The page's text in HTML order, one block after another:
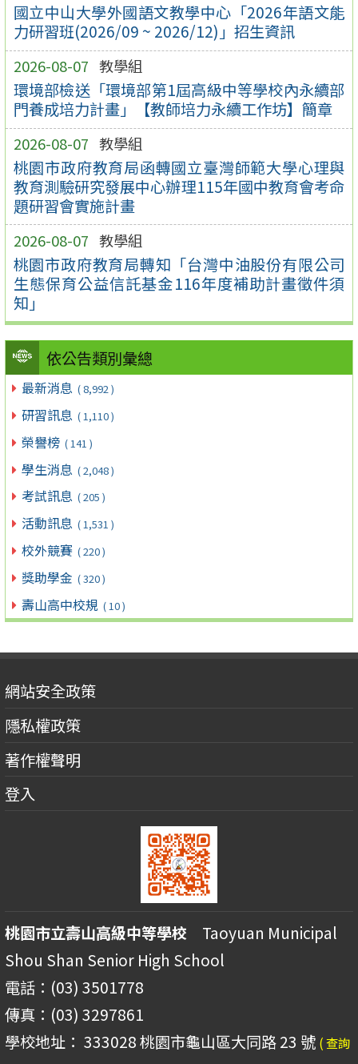
國立中山大學外國語文教學中心「2026年語文能
力研習班(2026/09 ~ 2026/12)」招生資訊
2026-08-07 教學組
環境部檢送「環境部第1屆高級中等學校內永續部
門養成培力計畫」【教師培力永續工作坊】簡章
2026-08-07 教學組
桃園市政府教育局函轉國立臺灣師範大學心理與
教育測驗研究發展中心辦理115年國中教育會考命
題研習會實施計畫
2026-08-07 教學組
桃園市政府教育局轉知「台灣中油股份有限公司
生態保育公益信託基金116年度補助計畫徵件須
知」
依公告類別彙總
最新消息 ( 8,992 )
研習訊息 ( 1,110 )
榮譽榜 ( 141 )
學生消息 ( 2,048 )
考試訊息 ( 205 )
活動訊息 ( 1,531 )
校外競賽 ( 220 )
獎助學金 ( 320 )
壽山高中校規 ( 10 )
網站安全政策
隱私權政策
著作權聲明
登入
桃園市立壽山高級中等學校 Taoyuan Municipal
Shou Shan Senior High School
電話：(03) 3501778
傳真：(03) 3297861
學校地址： 333028 桃園市龜山區大同路 23 號 ( 查詢